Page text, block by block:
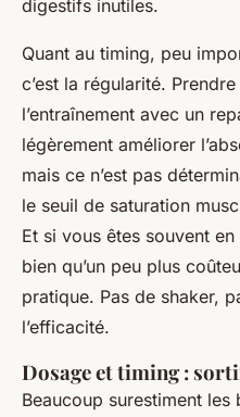
digestifs inutiles.
Quant au timing, peu
c’est la régularité.
l’entraînement avec un
légèrement améliorer
mais ce n’est pas
le seuil de saturation
Et si vous êtes souvent
bien qu’un peu plus
pratique. Pas de shaker,
l’efficacité.
Dosage et timing :
Beaucoup surestiment